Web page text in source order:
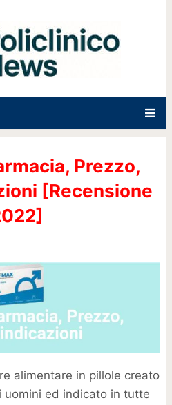
Prezzo,
[Recensione
alimentare in pillole creato
uomini ed indicato in tutte